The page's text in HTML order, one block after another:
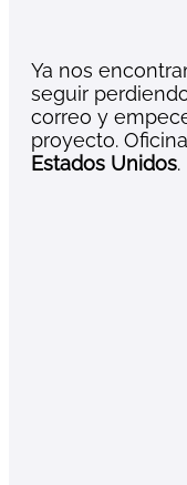
Ya nos
seguir
correo y
proyecto.
Estados Unidos.